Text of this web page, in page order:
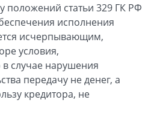
положений статьи 329 ГК РФ
исполнения
исчерпывающим,
условия,
случае нарушения
передачу не денег, а
кредитора, не